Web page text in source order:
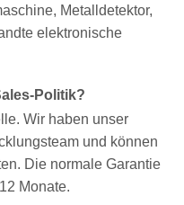
Metalldetektor,
elektronische
Politik?
Wir haben unser
und können
Die normale Garantie
Monate.